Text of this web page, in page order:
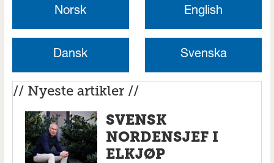
Norsk English
Dansk Svenska
// Nyeste artikler //
SVENSK
NORDENSJEF I
ELKJØP